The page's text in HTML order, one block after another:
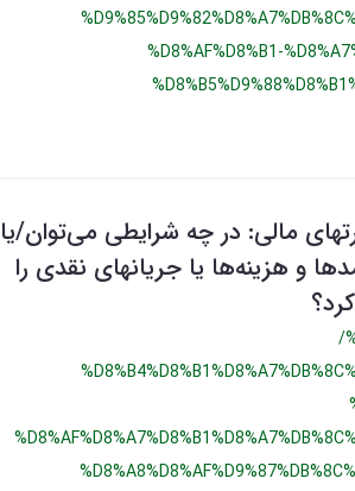
%D8%AF%D8%B1-
مالی: در چه شرایطی می‌توان/یا
و هزينه‌ها یا جریانهای نقدی را
/